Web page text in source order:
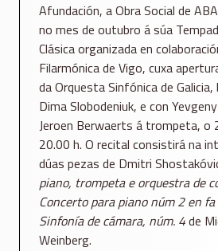
Afundación, a Obra Social de
no mes de outubro á súa
Clásica organizada en
Filarmónica de Vigo, cuxa
da Orquesta Sinfónica de
Dima Slobodeniuk, e con
Jeroen Berwaerts á trompeta, o
20.00 h. O recital consistirá na
dúas pezas de Dmitri
piano, trompeta e orquestra de
Concerto para piano núm 2 en
Sinfonía de cámara, núm. 4de
Weinberg.